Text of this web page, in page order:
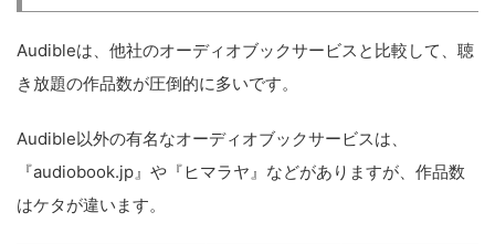
Audibleは、他社のオーディオブックサービスと比較して、聴
き放題の作品数が圧倒的に多いです。
Audible以外の有名なオーディオブックサービスは、
『audiobook.jp』や『ヒマラヤ』などがありますが、作品数
はケタが違います。